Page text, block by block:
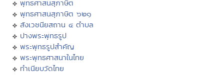
พุทธศาสนสุภาษิต
พุทธศาสนสุภาษิต ๖๒๑
สังเวชนียสถาน ๔ ตำบล
ปางพระพุทธรูป
พระพุทธรูปสำคัญ
พระพุทธศาสนาในไทย
ทำเนียบวัดไทย